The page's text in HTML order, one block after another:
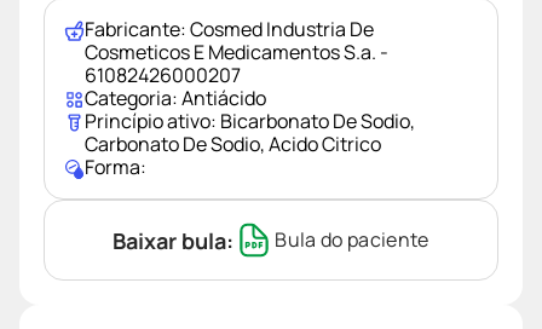
ozivy
protetor solar
fralda pampers
teste gravidez
Fabricante:Cosmed Industria De
Cosmeticos E Medicamentos S.a. -
61082426000207
Categoria:Antiácido
Princípio ativo: Bicarbonato De Sodio,
Carbonato De Sodio,Acido Citrico
Forma:
Baixar bula: Bula do paciente